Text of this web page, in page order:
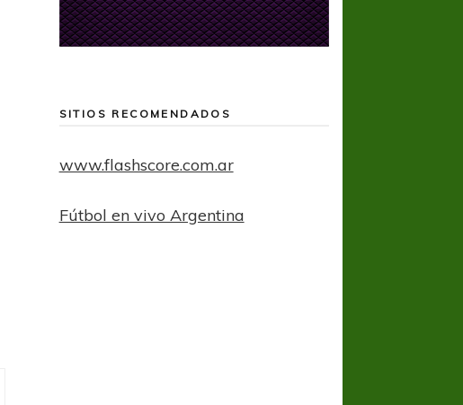
SITIOS RECOMENDADOS
www.flashscore.com.ar
Fútbol en vivo Argentina